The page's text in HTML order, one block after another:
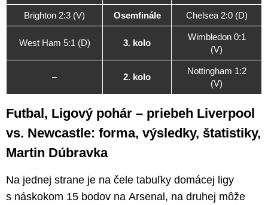
Brighton 2:3 (V) Osemfinále Chelsea 2:0 (D)
West Ham 5:1 (D) 3. kolo
Wimbledon 0:1
(V)
– 2. kolo
Nottingham 1:2
(V)
Futbal, Ligový pohár – priebeh Liverpool
vs. Newcastle: forma, výsledky, štatistiky,
Martin Dúbravka
Na jednej strane je na čele tabuľky domácej ligy
s náskokom 15 bodov na Arsenal, na druhej môže